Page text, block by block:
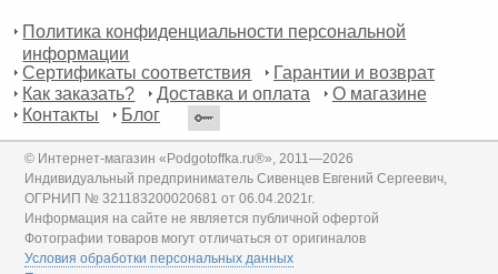
Политика конфиденциальности персональной
информации
Сертификаты соответствия
Гарантии и возврат
Как заказать?
Доставка и оплата
О магазине
Контакты
Блог
© Интернет-магазин «Podgotoffka.ru®», 2011—2026
Индивидуальный предприниматель Сивенцев Евгений Сергеевич,
ОГРНИП № 321183200020681 от 06.04.2021г.
Информация на сайте не является публичной офертой
Фотографии товаров могут отличаться от оригиналов
Условия обработки персональных данных